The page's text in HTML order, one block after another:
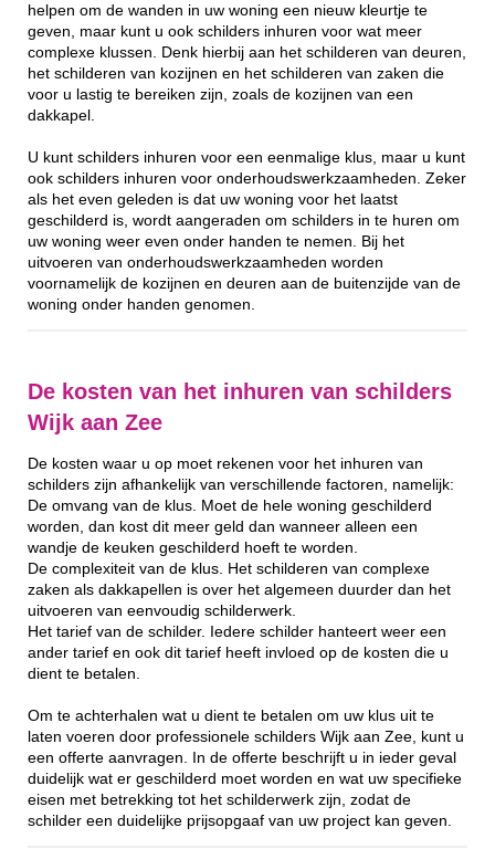
helpen om de wanden in uw woning een nieuw kleurtje te
geven, maar kunt u ook schilders inhuren voor wat meer
complexe klussen. Denk hierbij aan het schilderen van deuren,
het schilderen van kozijnen en het schilderen van zaken die
voor u lastig te bereiken zijn, zoals de kozijnen van een
dakkapel.
U kunt schilders inhuren voor een eenmalige klus, maar u kunt
ook schilders inhuren voor onderhoudswerkzaamheden. Zeker
als het even geleden is dat uw woning voor het laatst
geschilderd is, wordt aangeraden om schilders in te huren om
uw woning weer even onder handen te nemen. Bij het
uitvoeren van onderhoudswerkzaamheden worden
voornamelijk de kozijnen en deuren aan de buitenzijde van de
woning onder handen genomen.
De kosten van het inhuren van schilders
Wijk aan Zee
De kosten waar u op moet rekenen voor het inhuren van
schilders zijn afhankelijk van verschillende factoren, namelijk:
De omvang van de klus. Moet de hele woning geschilderd
worden, dan kost dit meer geld dan wanneer alleen een
wandje de keuken geschilderd hoeft te worden.
De complexiteit van de klus. Het schilderen van complexe
zaken als dakkapellen is over het algemeen duurder dan het
uitvoeren van eenvoudig schilderwerk.
Het tarief van de schilder. Iedere schilder hanteert weer een
ander tarief en ook dit tarief heeft invloed op de kosten die u
dient te betalen.
Om te achterhalen wat u dient te betalen om uw klus uit te
laten voeren door professionele schilders Wijk aan Zee, kunt u
een offerte aanvragen. In de offerte beschrijft u in ieder geval
duidelijk wat er geschilderd moet worden en wat uw specifieke
eisen met betrekking tot het schilderwerk zijn, zodat de
schilder een duidelijke prijsopgaaf van uw project kan geven.